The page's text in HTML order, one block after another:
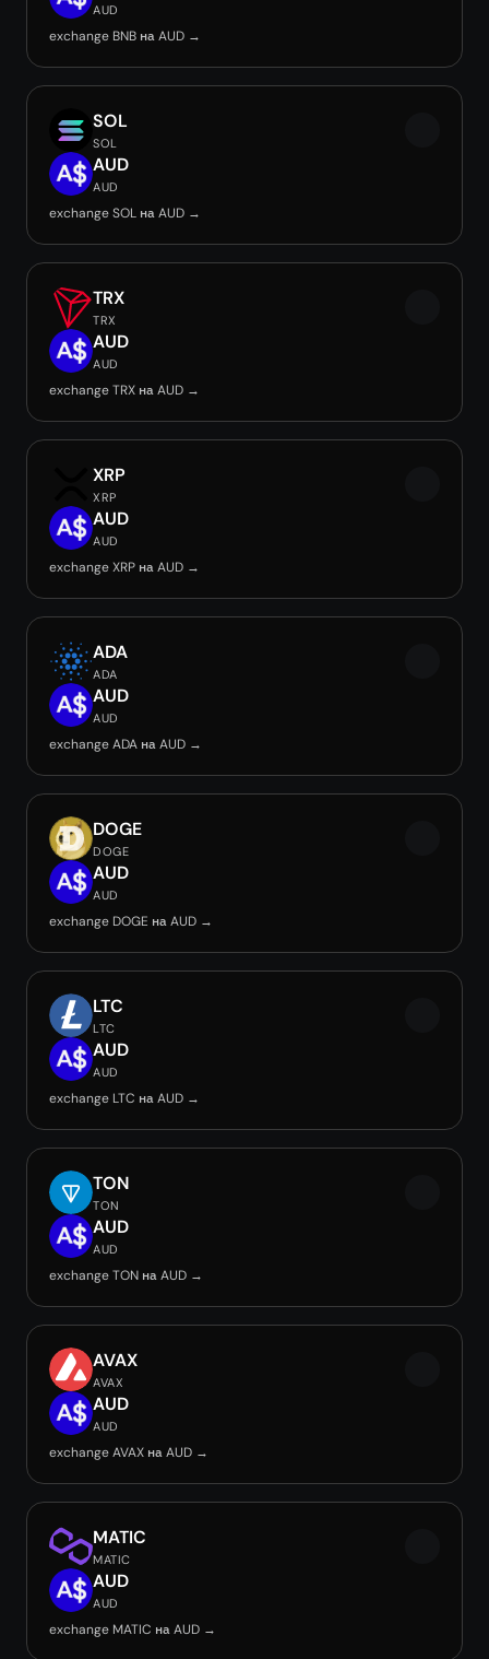
AUD
exchange BNB на AUD →
SOL
SOL
AUD
AUD
exchange SOL на AUD →
TRX
TRX
AUD
AUD
exchange TRX на AUD →
XRP
XRP
AUD
AUD
exchange XRP на AUD →
ADA
ADA
AUD
AUD
exchange ADA на AUD →
DOGE
DOGE
AUD
AUD
exchange DOGE на AUD →
LTC
LTC
AUD
AUD
exchange LTC на AUD →
TON
TON
AUD
AUD
exchange TON на AUD →
AVAX
AVAX
AUD
AUD
exchange AVAX на AUD →
MATIC
MATIC
AUD
AUD
exchange MATIC на AUD →